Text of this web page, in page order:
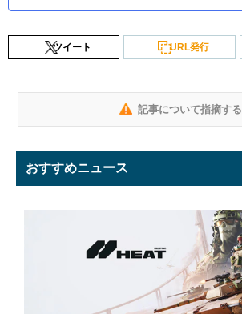
ツイート URL発行
記事について指摘する
おすすめニュース